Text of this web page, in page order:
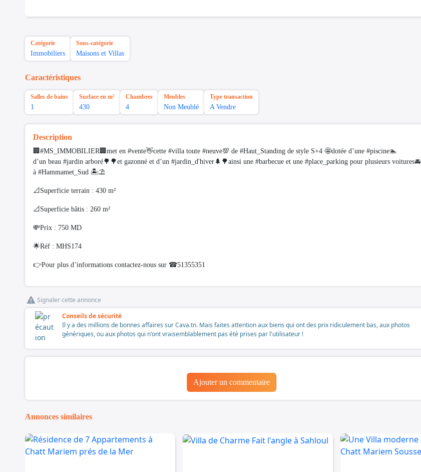
Catégorie
Immobiliers
Sous-catégorie
Maisons et Villas
Caractéristiques
Salles de bains
1
Surface en m²
430
Chambres
4
Meubles
Non Meublé
Type transaction
A Vendre
Description
🏢#MS_IMMOBILIER🏢met en #vente👋cette #villa toute #neuve💯 de #Haut_Standing de style S+4 🤩dotée d’une #piscine🏊
d’un beau #jardin arboré🌳🌳et gazonné et d’un #jardin_d'hiver🌲🌳ainsi une #barbecue et une #place_parking pour plusieurs voitures🚘
à #Hammamet_Sud 🏝⛱️
📐Superficie terrain : 430 m²
📐Superficie bâtis : 260 m²
💸Prix : 750 MD
🌟Réf : MHS174
👉Pour plus d’informations contactez-nous sur ☎51355351
Signaler cette annonce
Conseils de sécurité
Il y a des millions de bonnes affaires sur Cava.tn. Mais faites attention aux biens qui ont des prix ridiculement bas, aux photos
génériques, ou aux photos qui n'ont vraisemblablement pas été prises par l'utilisateur !
Ajouter un commentaire
Annonces similaires